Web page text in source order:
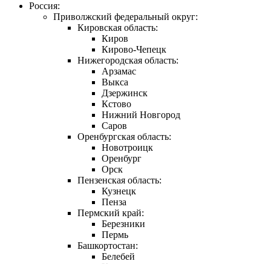
Россия:
Приволжский федеральный округ:
Кировская область:
Киров
Кирово-Чепецк
Нижегородская область:
Арзамас
Выкса
Дзержинск
Кстово
Нижний Новгород
Саров
Оренбургская область:
Новотроицк
Оренбург
Орск
Пензенская область:
Кузнецк
Пенза
Пермский край:
Березники
Пермь
Башкортостан:
Белебей